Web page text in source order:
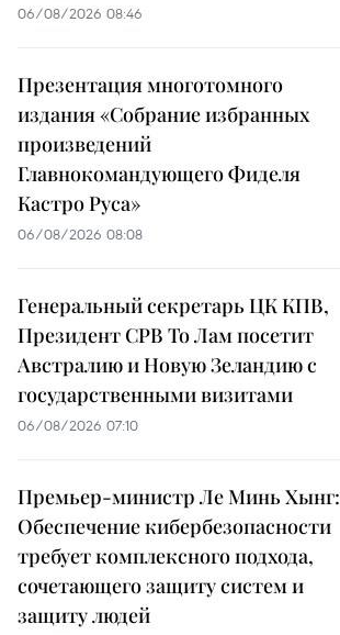
06/08/2026 08:46
Презентация многотомного
издания «Собрание избранных
произведений
Главнокомандующего Фиделя
Кастро Руса»
06/08/2026 08:08
Генеральный секретарь ЦК КПВ,
Президент СРВ То Лам посетит
Австралию и Новую Зеландию с
государственными визитами
06/08/2026 07:10
Премьер-министр Ле Минь Хынг:
Обеспечение кибербезопасности
требует комплексного подхода,
сочетающего защиту систем и
защиту людей